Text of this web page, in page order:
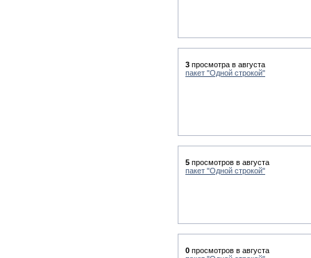
3 просмотра в августа
пакет "Одной строкой"
5 просмотров в августа
пакет "Одной строкой"
0 просмотров в августа